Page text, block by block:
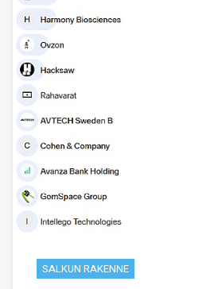
SALKUN RAKENNE